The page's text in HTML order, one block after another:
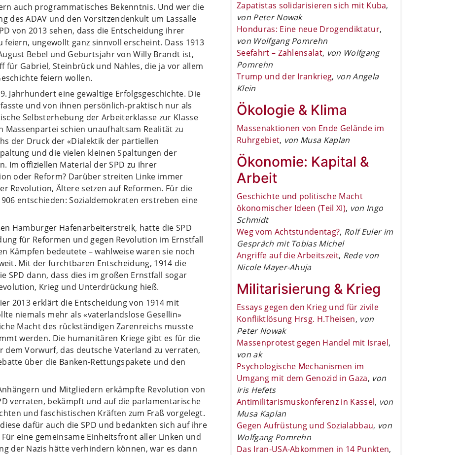
auch programmatisches Bekenntnis. Und wer die
des ADAV und den Vorsitzendenkult um Lassalle
von 2013 sehen, dass die Entscheidung ihrer
feiern, ungewollt ganz sinnvoll erscheint. Dass 1913
Bebel und Geburtsjahr von Willy Brandt ist,
für Gabriel, Steinbrück und Nahles, die ja vor allem
feiern wollen.
Jahrhundert eine gewaltige Erfolgsgeschichte. Die
und von ihnen persönlich-praktisch nur als
Selbsterhebung der Arbeiterklasse zur Klasse
schien unaufhaltsam Realität zu
der Druck der «Dialektik der partiellen
und die vielen kleinen Spaltungen der
Im offiziellen Material der SPD zu ihrer
oder Reform? Darüber streiten Linke immer
Revolution, Ältere setzen auf Reformen. Für die
entschieden: Sozialdemokraten erstreben eine
Hamburger Hafenarbeiterstreik, hatte die SPD
für Reformen und gegen Revolution im Ernstfall
Kämpfen bedeutete – wahlweise waren sie noch
Mit der furchtbaren Entscheidung, 1914 die
SPD dann, dass dies im großen Ernstfall sogar
Krieg und Unterdrückung hieß.
2013 erklärt die Entscheidung von 1914 mit
niemals mehr als «vaterlandslose Gesellin»
Macht des rückständigen Zarenreichs musste
werden. Die humanitären Kriege gibt es für die
dem Vorwurf, das deutsche Vaterland zu verraten,
über die Banken-Rettungspakete und den
und Mitgliedern erkämpfte Revolution von
verraten, bekämpft und auf die parlamentarische
und faschistischen Kräften zum Fraß vorgelegt.
dafür auch die SPD und bedankten sich auf ihre
eine gemeinsame Einheitsfront aller Linken und
der Nazis hätte verhindern können, war es dann
Zapatistas solidarisieren sich mit Kuba,
von Peter Nowak
Honduras: Eine neue Drogendiktatur,
von Wolfgang Pomrehn
Seefahrt – Zahlensalat, von Wolfgang
Pomrehn
Trump und der Irankrieg, von Angela
Klein
Ökologie & Klima
Massenaktionen von Ende Gelände im
Ruhrgebiet, von Musa Kaplan
Ökonomie: Kapital &
Arbeit
Geschichte und politische Macht
ökonomischer Ideen (Teil XI), von Ingo
Schmidt
Weg vom Achtstundentag?, Rolf Euler im
Gespräch mit Tobias Michel
Angriffe auf die Arbeitszeit, Rede von
Nicole Mayer-Ahuja
Militarisierung & Krieg
Essays gegen den Krieg und für zivile
Konfliktlösung Hrsg. H.Theisen, von
Peter Nowak
Massenprotest gegen Handel mit Israel,
von ak
Psychologische Mechanismen im
Umgang mit dem Genozid in Gaza, von
Iris Hefets
Antimilitarismuskonferenz in Kassel, von
Musa Kaplan
Gegen Aufrüstung und Sozialabbau, von
Wolfgang Pomrehn
Das Iran-USA-Abkommen in 14 Punkten,